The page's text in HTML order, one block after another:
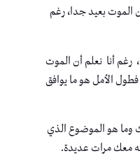
الموت بعيد جدا، رغم
رغم أنا نعلم أن الموت
الأمل هو ما يوافق
وما هو الموضوع الذي
معك مرات عديدة.